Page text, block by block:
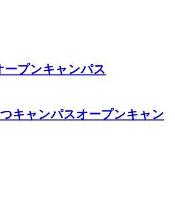
ープンキャンパス
キャンパスオープンキャン